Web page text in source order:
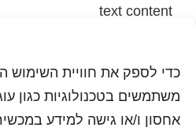
כדי לספק את חוויית השימוש
אחסון ו/או גישה למידע
text content